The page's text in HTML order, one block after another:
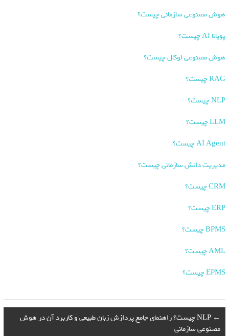
هوش مصنوعی سازمانی چیست؟
پویانا AI چیست؟
هوش مصنوعی لوکال چیست؟
RAG چیست؟
NLP چیست؟
LLM چیست؟
AI Agent چیست؟
مدیریت دانش سازمانی چیست؟
CRM چیست؟
ERP چیست؟
BPMS چیست؟
AML چیست؟
EPMS چیست؟
←
NLP چیست؟ راهنمای جامع پردازش زبان طبیعی و کاربرد آن در هوش
مصنوعی سازمانی